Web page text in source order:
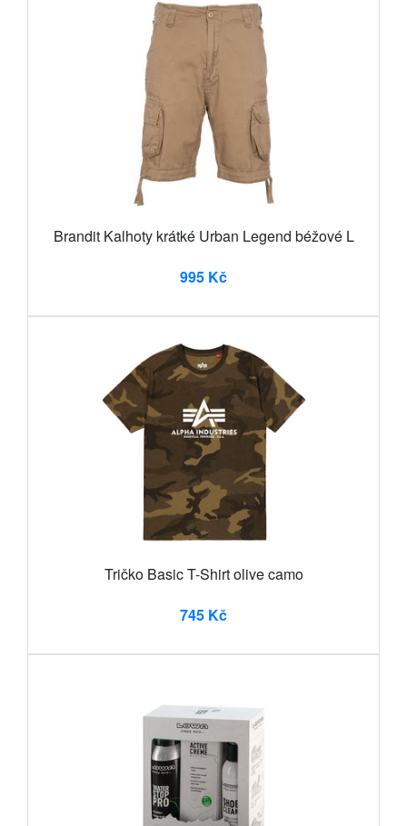
Brandit Kalhoty krátké Urban Legend béžové L
995 Kč
Tričko Basic T-Shirt olive camo
745 Kč